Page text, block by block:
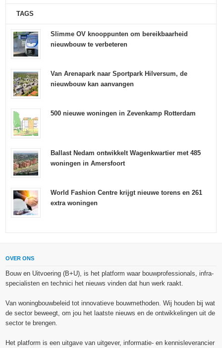
TAGS
Slimme OV knooppunten om bereikbaarheid
nieuwbouw te verbeteren
Van Arenapark naar Sportpark Hilversum, de
nieuwbouw kan aanvangen
500 nieuwe woningen in Zevenkamp Rotterdam
Ballast Nedam ontwikkelt Wagenkwartier met 485
woningen in Amersfoort
World Fashion Centre krijgt nieuwe torens en 261
extra woningen
OVER ONS
Bouw en Uitvoering (B+U), is het platform waar bouwprofessionals, infra-
specialisten en technici het nieuws vinden dat hun werk raakt.
Van woningbouwbeleid tot innovatieve bouwmethoden. Wij houden bij wat
de sector beweegt, om jou het laatste nieuws en de ontwikkelingen uit de
sector te brengen.
Het platform is een uitgave van uitgever, informatie- en kennisleverancier